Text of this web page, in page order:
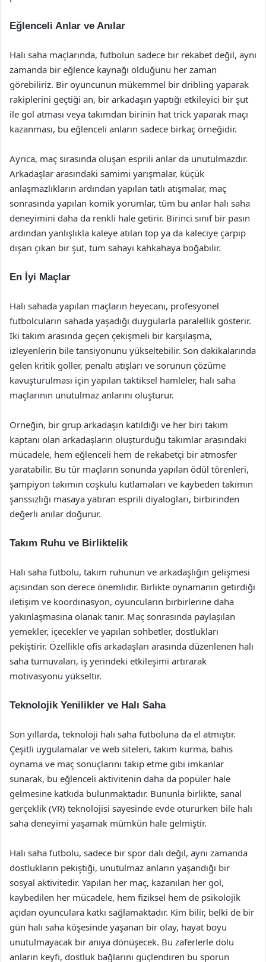
Eğlenceli Anlar ve Anılar
Halı saha maçlarında, futbolun sadece bir rekabet değil, aynı
zamanda bir eğlence kaynağı olduğunu her zaman
görebiliriz. Bir oyuncunun mükemmel bir dribling yaparak
rakiplerini geçtiği an, bir arkadaşın yaptığı etkileyici bir şut
ile gol atması veya takımdan birinin hat trick yaparak maçı
kazanması, bu eğlenceli anların sadece birkaç örneğidir.
Ayrıca, maç sırasında oluşan esprili anlar da unutulmazdır.
Arkadaşlar arasındaki samimi yarışmalar, küçük
anlaşmazlıkların ardından yapılan tatlı atışmalar, maç
sonrasında yapılan komik yorumlar, tüm bu anlar halı saha
deneyimini daha da renkli hale getirir. Birinci sınıf bir pasın
ardından yanlışlıkla kaleye atılan top ya da kaleciye çarpıp
dışarı çıkan bir şut, tüm sahayı kahkahaya boğabilir.
En İyi Maçlar
Halı sahada yapılan maçların heyecanı, profesyonel
futbolcuların sahada yaşadığı duygularla paralellik gösterir.
İki takım arasında geçen çekişmeli bir karşılaşma,
izleyenlerin bile tansiyonunu yükseltebilir. Son dakikalarında
gelen kritik goller, penaltı atışları ve sorunun çözüme
kavuşturulması için yapılan taktiksel hamleler, halı saha
maçlarının unutulmaz anlarını oluşturur.
Örneğin, bir grup arkadaşın katıldığı ve her biri takım
kaptanı olan arkadaşların oluşturduğu takımlar arasındaki
mücadele, hem eğlenceli hem de rekabetçi bir atmosfer
yaratabilir. Bu tür maçların sonunda yapılan ödül törenleri,
şampiyon takımın coşkulu kutlamaları ve kaybeden takımın
şanssızlığı masaya yatıran esprili diyalogları, birbirinden
değerli anılar doğurur.
Takım Ruhu ve Birliktelik
Halı saha futbolu, takım ruhunun ve arkadaşlığın gelişmesi
açısından son derece önemlidir. Birlikte oynamanın getirdiği
iletişim ve koordinasyon, oyuncuların birbirlerine daha
yakınlaşmasına olanak tanır. Maç sonrasında paylaşılan
yemekler, içecekler ve yapılan sohbetler, dostlukları
pekiştirir. Özellikle ofis arkadaşları arasında düzenlenen halı
saha turnuvaları, iş yerindeki etkileşimi artırarak
motivasyonu yükseltir.
Teknolojik Yenilikler ve Halı Saha
Son yıllarda, teknoloji halı saha futboluna da el atmıştır.
Çeşitli uygulamalar ve web siteleri, takım kurma, bahis
oynama ve maç sonuçlarını takip etme gibi imkanlar
sunarak, bu eğlenceli aktivitenin daha da popüler hale
gelmesine katkıda bulunmaktadır. Bununla birlikte, sanal
gerçeklik (VR) teknolojisi sayesinde evde otururken bile halı
saha deneyimi yaşamak mümkün hale gelmiştir.
Halı saha futbolu, sadece bir spor dalı değil, aynı zamanda
dostlukların pekiştiği, unutulmaz anların yaşandığı bir
sosyal aktivitedir. Yapılan her maç, kazanılan her gol,
kaybedilen her mücadele, hem fiziksel hem de psikolojik
açıdan oyunculara katkı sağlamaktadır. Kim bilir, belki de bir
gün halı saha köşesinde yaşanan bir olay, hayat boyu
unutulmayacak bir anıya dönüşecek. Bu zaferlerle dolu
anların keyfi, dostluk bağlarını güçlendiren bu sporun